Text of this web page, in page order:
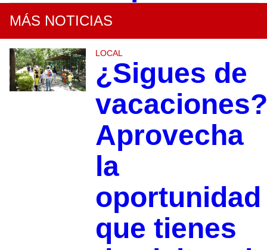
MÁS NOTICIAS
LOCAL
¿Sigues de
vacaciones?
Aprovecha
la
oportunidad
que tienes